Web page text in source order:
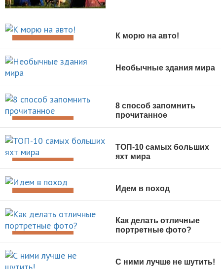
ДОСУГ И ОТДЫХ
К морю на авто!
ДОСУГ И ОТДЫХ
Необычные здания мира
8 способ запомнить
прочитанное
ТОП-10 самых больших
яхт мира
Идем в поход
Как делать отличные
портретные фото?
С ними лучше не шутить!